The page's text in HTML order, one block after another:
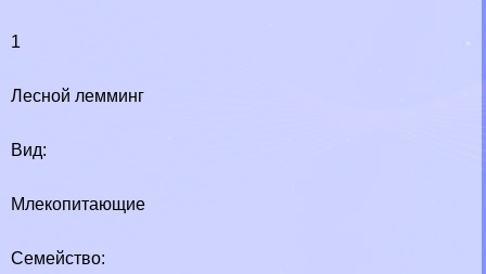
1
Лесной лемминг
Вид:
Млекопитающие
Семейство: